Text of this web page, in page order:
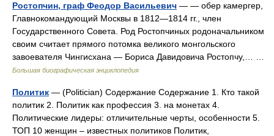
Ростопчин, граф Феодор Васильевич — — обер камергер,
Главнокомандующий Москвы в 1812—1814 гг., член
Государственного Совета. Род Ростопчиных родоначальником
своим считает прямого потомка великого монгольского
завоевателя Чингисхана — Бориса Давидовича Ростопчу,… …
Большая биографическая энциклопедия
Политик — (Politician) Содержание Содержание 1. Кто такой
политик 2. Политик как профессия 3. на монетах 4.
Политические лидеры: отличительные черты, особенности 5.
ТОП 10 женщин – известных политиков Политик,